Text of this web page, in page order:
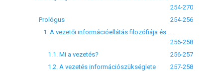
254-270
Prológus
254-256
256-258
1.1. Mi a vezetés?
256-257
1.2. A vezetés információszükséglete
257-258